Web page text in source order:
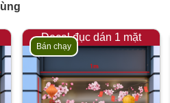
Decal đục dán 1 mặt
Bán chạy